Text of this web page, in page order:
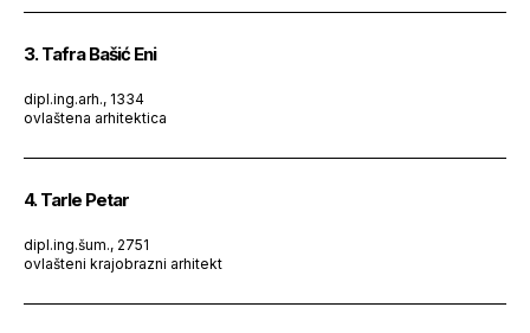
3. Tafra Bašić Eni
dipl.ing.arh., 1334
ovlaštena arhitektica
4. Tarle Petar
dipl.ing.šum., 2751
ovlašteni krajobrazni arhitekt